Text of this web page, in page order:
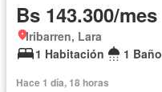
Bs 143.300/mes
Iribarren, Lara
1 Habitación
1 Baño
Hace 1 día, 18 horas